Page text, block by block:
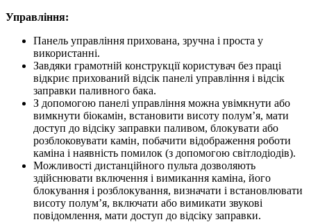
Управління:
Панель управління прихована, зручна і проста у
використанні.
Завдяки грамотній конструкції користувач без праці
відкриє прихований відсік панелі управління і відсік
заправки паливного бака.
З допомогою панелі управління можна увімкнути або
вимкнути біокамін, встановити висоту полум’я, мати
доступ до відсіку заправки паливом, блокувати або
розблоковувати камін, побачити відображення роботи
каміна і наявність помилок (з допомогою світлодіодів).
Можливості дистанційного пульта дозволяють
здійснювати включення і вимикання каміна, його
блокування і розблокування, визначати і встановлювати
висоту полум’я, включати або вимикати звукові
повідомлення, мати доступ до відсіку заправки.